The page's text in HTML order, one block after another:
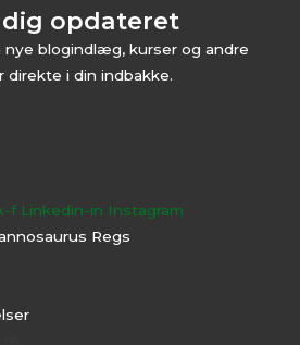
opdateret
blogindlæg, kurser og andre
direkte i din indbakke.
f Linkedin-in Instagram
Regs